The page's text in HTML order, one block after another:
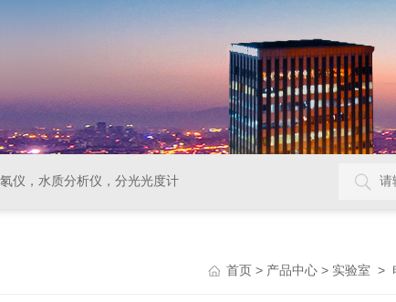
仪，水质分析仪，分光光度计
首页 > 产品中心 > 实验室 >